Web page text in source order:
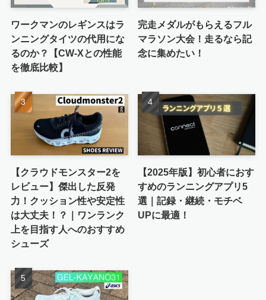
ワークマンのレギンスはラ
ンニングタイツの代用にな
るのか？【CW-Xとの性能
を徹底比較】
完走メダルがもらえるフル
マラソン大会！走るなら記
念に集めたい！
【クラウドモンスター2を
レビュー】傑出した反発
力！クッション性や安定性
は大丈夫！？｜ワンランク
上を目指す人へのおすすめ
シューズ
【2025年版】初心者におす
すめのランニングアプリ5
選｜記録・継続・モチベ
UPに最適！